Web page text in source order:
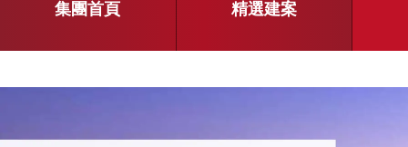
集團首頁 精選建案